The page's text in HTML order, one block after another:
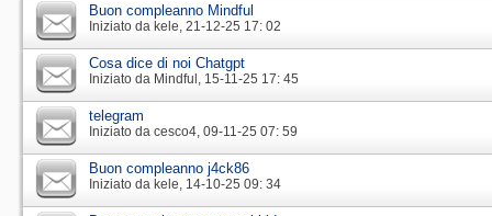
Buon compleanno Mindful
Iniziato da kele‎, 21-12-25 17: 02
Cosa dice di noi Chatgpt
Iniziato da Mindful‎, 15-11-25 17: 45
telegram
Iniziato da cesco4‎, 09-11-25 07: 59
Buon compleanno j4ck86
Iniziato da kele‎, 14-10-25 09: 34